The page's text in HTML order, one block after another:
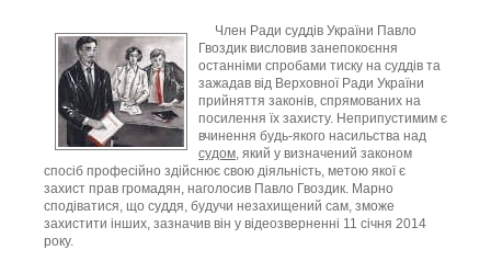
Член Ради суддів України Павло
Гвоздик висловив занепокоєння
останніми спробами тиску на суддів та
зажадав від Верховної Ради України
прийняття законів, спрямованих на
посилення їх захисту. Неприпустимим є
вчинення будь-якого насильства над
судом, який у визначений законом
спосіб професійно здійснює свою діяльність, метою якої є
захист прав громадян, наголосив Павло Гвоздик. Марно
сподіватися, що суддя, будучи незахищений сам, зможе
захистити інших, зазначив він у відеозверненні 11 січня 2014
року.